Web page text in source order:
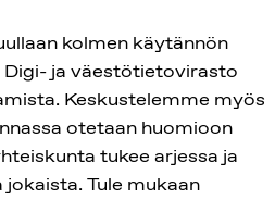
kolmen käytännön
ja väestötietovirasto
Keskustelemme myös
otetaan huomioon
tukee arjessa ja
Tule mukaan